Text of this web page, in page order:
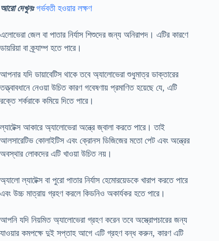
আরো দেখুনঃ গর্ভবতী হওয়ার লক্ষণ
এলোভেরা জেল বা পাতার নির্যাস শিশুদের জন্য অনিরাপদ। এটির কারণে
ডায়রিয়া বা ক্র্যাম্প হতে পারে।
আপনার যদি ডায়াবেটিস থাকে তবে অ্যালোভেরা শুধুমাত্র ডাক্তারের
তত্ত্বাবধানে নেওয়া উচিত কারণ গবেষণায় প্রমাণিত হয়েছে যে, এটি
রক্তে শর্করাকে কমিয়ে দিতে পারে।
ল্যাটেক্স আকারে অ্যালোভেরা অন্ত্রে জ্বালা করতে পারে। তাই
আলসারেটিভ কোলাইটিস এবং ক্রোনস ডিজিজের মতো পেট এবং অন্ত্রের
অবস্থার লোকদের এটি খাওয়া উচিত নয়।
অ্যালো ল্যাটেক্স বা পুরো পাতার নির্যাস হেমোরয়েডকে খারাপ করতে পারে
এবং উচ্চ মাত্রায় গ্রহণ করলে কিডনিও অকার্যকর হতে পারে।
আপনি যদি নিয়মিত অ্যালোভেরা গ্রহণ করেন তবে অস্ত্রোপচারের জন্য
যাওয়ার কমপক্ষে দুই সপ্তাহ আগে এটি গ্রহণ বন্ধ করুন, কারণ এটি